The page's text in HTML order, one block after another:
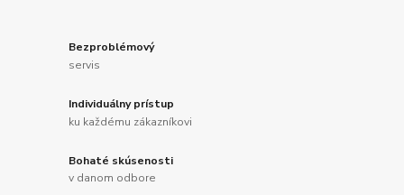
Bezproblémový
servis
Individuálny prístup
ku každému zákazníkovi
Bohaté skúsenosti
v danom odbore